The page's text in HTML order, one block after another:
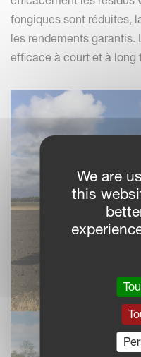
fongiques sont réduites,
les rendements garantis.
efficace à court et à long
We are
this